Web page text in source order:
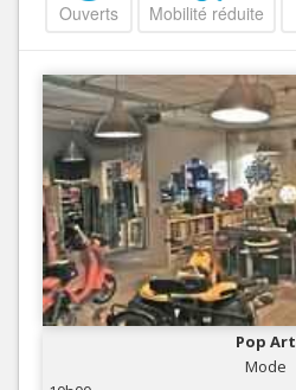
Ouverts Mobilité réduite
Pop Art
Mode